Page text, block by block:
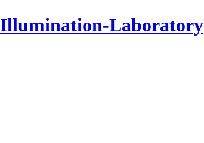
Illumination-Laboratory